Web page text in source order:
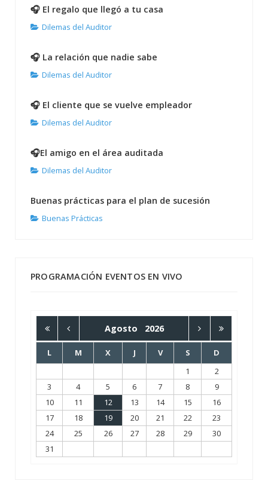
🎧 El regalo que llegó a tu casa
Dilemas del Auditor
🎧 La relación que nadie sabe
Dilemas del Auditor
🎧 El cliente que se vuelve empleador
Dilemas del Auditor
🎧El amigo en el área auditada
Dilemas del Auditor
Buenas prácticas para el plan de sucesión
Buenas Prácticas
PROGRAMACIÓN EVENTOS EN VIVO
Agosto 2026
L M X J V S
D
1
2
3
4 5 6 7 8
9
10
11 12 13 14 15
16
17
18 19 20 21 22
23
24
25 26 27 28 29
30
31